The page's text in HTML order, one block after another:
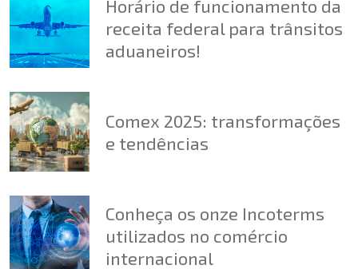
Horário de funcionamento da
receita federal para trânsitos
aduaneiros!
Comex 2025: transformações
e tendências
Conheça os onze Incoterms
utilizados no comércio
internacional